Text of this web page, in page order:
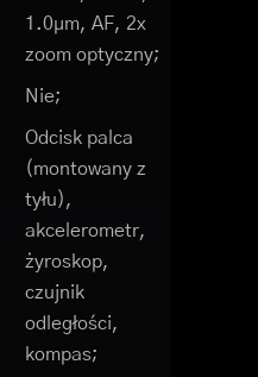
1.0µm, AF, 2x
zoom optyczny;
Nie;
Odcisk palca
(montowany z
tyłu),
akcelerometr,
żyroskop,
czujnik
odległości,
kompas;